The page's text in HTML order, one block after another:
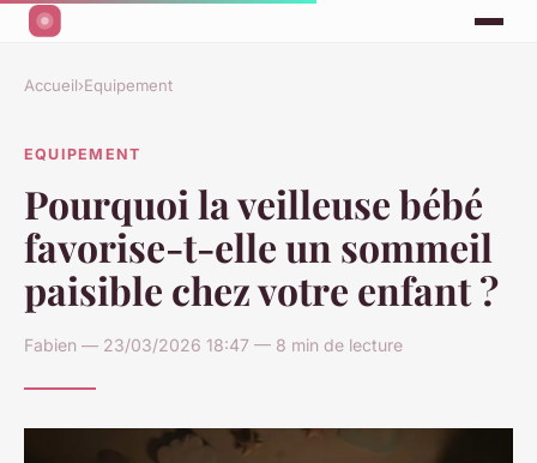
Accueil›Equipement
EQUIPEMENT
Pourquoi la veilleuse bébé
favorise-t-elle un sommeil
paisible chez votre enfant ?
Fabien — 23/03/2026 18:47 — 8 min de lecture